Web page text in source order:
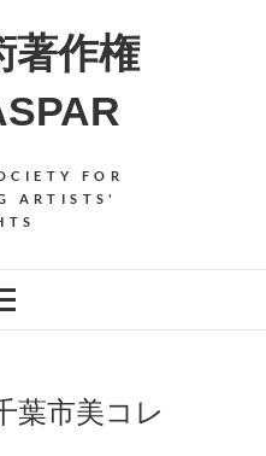
著作権
FOR
ARTISTS'
市美コレ